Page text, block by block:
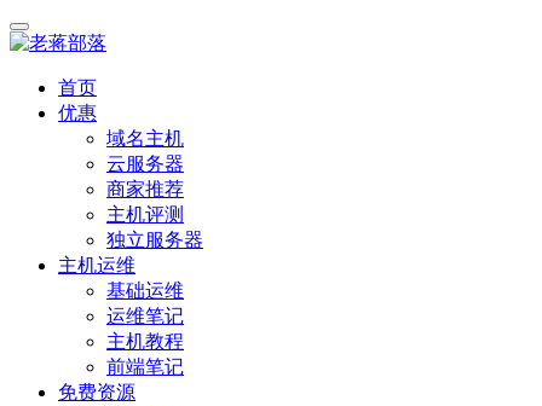
首页
优惠
域名主机
云服务器
商家推荐
主机评测
独立服务器
主机运维
基础运维
运维笔记
主机教程
前端笔记
免费资源